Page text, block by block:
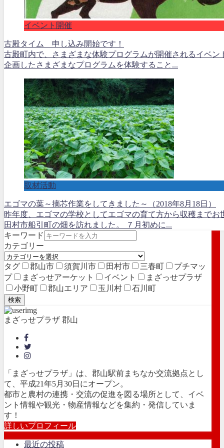
イベント開催
古殿タイム 申し込み開始です！
古殿町内で、さまざまな体験プログラムが開催されるイベ
企画したさまざまなプログラムを体験すること...
取材活動
エゴマの葉～摘芯作業をしてきました～（2018年8月18日）
昨年度、エゴマの学校としてエゴマの育て方から収穫まで
田村市船引町の畑を訪れました。 ７月初めに...
キーワード
カテゴリー
タグ 郡山市 須賀川市 田村市 三春町
プチマッ
プ
まざっせアーケット イベント
まざっせプラザ
小野町
郡山エリア 玉川村 石川町
検索
まざっせプラザ 郡山
「まざっせプラザ」は、郡山駅前まちなか交流拠点とし
て、平成21年5月30日にオープン。
都市と農村の連携・交流の促進を図る場所として、イベ
ント情報や観光・物産情報などを集約・発信していま
す！
詳しいプロフィール
最近の投稿